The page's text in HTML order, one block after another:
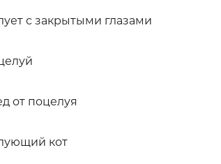
с закрытыми глазами
от поцелуя
кот